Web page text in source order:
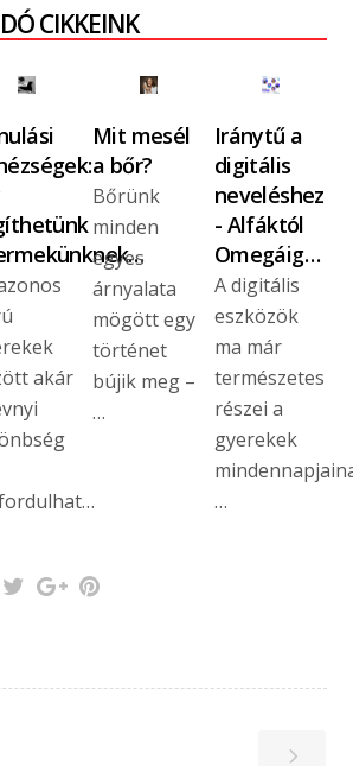
CIKKEINK
akár
Mit mesél
a bőr?
Bőrünk
minden
egyes
árnyalata
mögött egy
történet
bújik meg –
…
Iránytű a
digitális
neveléshez
- Alfáktól
Omegáig…
A digitális
eszközök
ma már
természetes
részei a
gyerekek
…